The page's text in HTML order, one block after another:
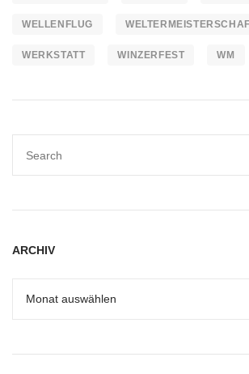
WELLENFLUG
WERKSTATT WINZERFEST WM
ARCHIV